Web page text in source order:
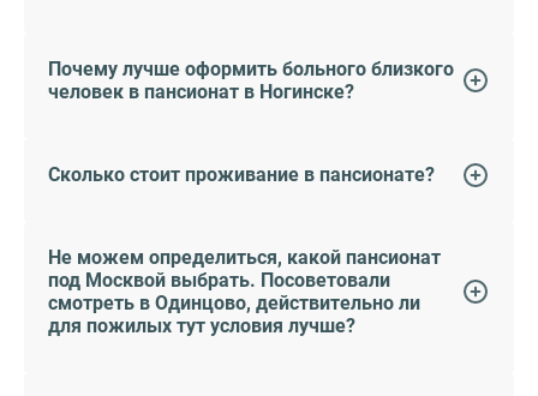
Почему лучше оформить больного близкого
человек в пансионат в Ногинске?
Сколько стоит проживание в пансионате?
Не можем определиться, какой пансионат
под Москвой выбрать. Посоветовали
смотреть в Одинцово, действительно ли
для пожилых тут условия лучше?